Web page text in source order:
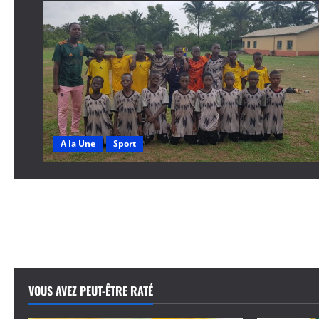
A la Une Sport
VOUS AVEZ PEUT-ÊTRE RATÉ